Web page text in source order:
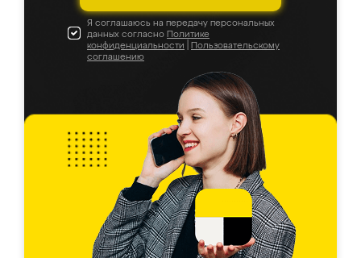
Я соглашаюсь на передачу персональных
данных согласно Политике
конфиденциальности
Пользовательскому
соглашению